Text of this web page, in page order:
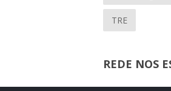
TRE
REDE NOS